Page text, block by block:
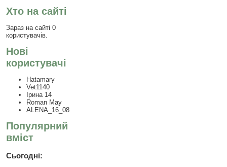
Хто на сайті
Зараз на сайті 0
користувачів.
Нові
користувачі
Hatamary
Vet1140
Ірина 14
Roman May
ALENA_16_08
Популярний
вміст
Сьогодні: